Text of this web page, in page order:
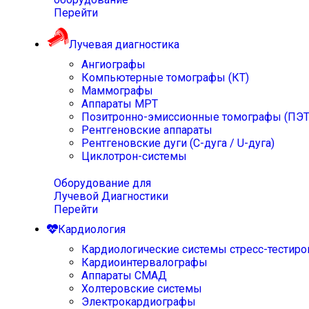
Перейти
Лучевая диагностика
Ангиографы
Компьютерные томографы (КТ)
Маммографы
Аппараты МРТ
Позитронно-эмиссионные томографы
Рентгеновские аппараты
Рентгеновские дуги (С-дуга / U-дуга)
Циклотрон-системы
Оборудование для
Лучевой Диагностики
Перейти
Кардиология
Кардиологические системы стресс-
Кардиоинтервалографы
Аппараты СМАД
Холтеровские системы
Электрокардиографы